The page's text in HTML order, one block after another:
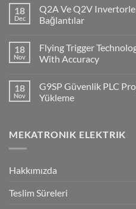
CP1H
PLC
ile
Haberleşmesi
18
Dec
Q2A Ve Q2V
Bağlantılar
on
Q2A
Ve
NPN/PNP
Giriş
Bağlantılar
18
Nov
Flying Trigger
With Accuracy
on
Flying
Trigger
Inspection
With
18
Nov
G9SP Güvenlik PLC
Yükleme
G9SP
Güvenlik
Sürücüsü
MEKATRONIK ELEKTRIK
Hakkımızda
Teslim Süreleri